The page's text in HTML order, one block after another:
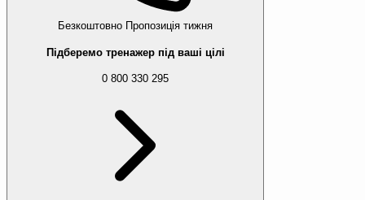
Безкоштовно Пропозиція тижня
Підберемо тренажер під ваші цілі
0 800 330 295